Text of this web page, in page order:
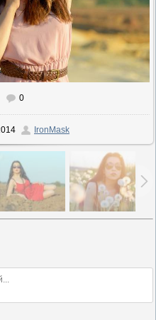
1200x801
0
IronMask